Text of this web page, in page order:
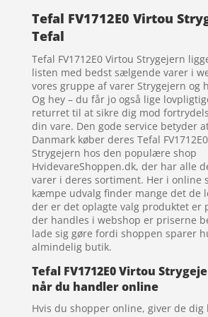
Tefal FV1712E0 Virtou
Tefal
Tefal FV1712E0 Virtou Strygejern
listen med bedst sælgende varer i
vores gruppe af varer Strygejern og
Og hey – du får jo også lige
returret til at sikre dig mod
din vare. Den gode service betyder
Danmark køber deres Tefal
Strygejern hos den populære shop
HvidevareShoppen.dk, der har alle
varer i deres sortiment. Her i online
kæmpe udvalg finder mange det de
der er det oplagte valg produktet er
der handles i webshop er priserne
lade sig gøre fordi shoppen sparer
almindelig butik.
Tefal FV1712E0 Virtou
når du handler online
Hvis du shopper online, giver de